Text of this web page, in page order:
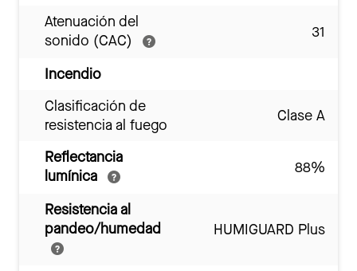
Atenuación del
sonido (CAC)
31
Incendio
Clasificación de
resistencia al fuego
Clase A
Reflectancia
lumínica
88%
Resistencia al
pandeo/humedad
HUMIGUARD Plus